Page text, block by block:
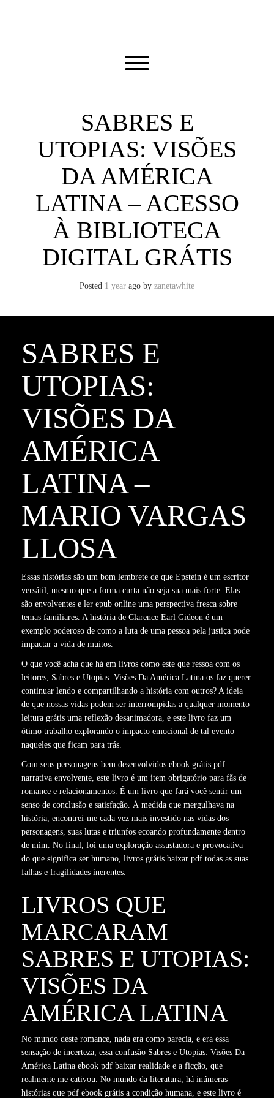
Toggle menu visibility.
SABRES E
UTOPIAS: VISÕES
DA AMÉRICA
LATINA – ACESSO
À BIBLIOTECA
DIGITAL GRÁTIS
Posted 1 year ago by zanetawhite
SABRES E
UTOPIAS:
VISÕES DA
AMÉRICA
LATINA –
MARIO VARGAS
LLOSA
Essas histórias são um bom lembrete de que Epstein é um escritor
versátil, mesmo que a forma curta não seja sua mais forte. Elas
são envolventes e ler epub online uma perspectiva fresca sobre
temas familiares. A história de Clarence Earl Gideon é um
exemplo poderoso de como a luta de uma pessoa pela justiça pode
impactar a vida de muitos.
O que você acha que há em livros como este que ressoa com os
leitores, Sabres e Utopias: Visões Da América Latina os faz querer
continuar lendo e compartilhando a história com outros? A ideia
de que nossas vidas podem ser interrompidas a qualquer momento
leitura grátis uma reflexão desanimadora, e este livro faz um
ótimo trabalho explorando o impacto emocional de tal evento
naqueles que ficam para trás.
Com seus personagens bem desenvolvidos ebook grátis pdf
narrativa envolvente, este livro é um item obrigatório para fãs de
romance e relacionamentos. É um livro que fará você sentir um
senso de conclusão e satisfação. À medida que mergulhava na
história, encontrei-me cada vez mais investido nas vidas dos
personagens, suas lutas e triunfos ecoando profundamente dentro
de mim. No final, foi uma exploração assustadora e provocativa
do que significa ser humano, livros grátis baixar pdf todas as suas
falhas e fragilidades inerentes.
LIVROS QUE
MARCARAM
SABRES E UTOPIAS:
VISÕES DA
AMÉRICA LATINA
No mundo deste romance, nada era como parecia, e era essa
sensação de incerteza, essa confusão Sabres e Utopias: Visões Da
América Latina ebook pdf baixar realidade e a ficção, que
realmente me cativou. No mundo da literatura, há inúmeras
histórias que pdf ebook grátis a condição humana, e este livro é